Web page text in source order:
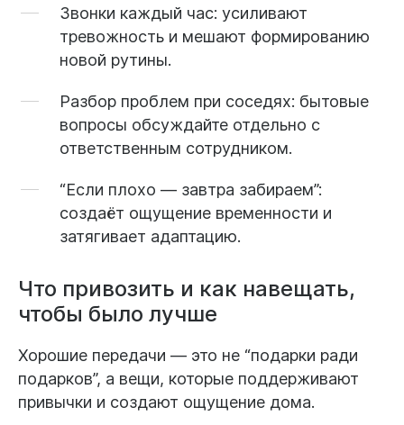
Звонки каждый час: усиливают
тревожность и мешают формированию
новой рутины.
Разбор проблем при соседях: бытовые
вопросы обсуждайте отдельно с
ответственным сотрудником.
“Если плохо — завтра забираем”:
создаёт ощущение временности и
затягивает адаптацию.
Что привозить и как навещать,
чтобы было лучше
Хорошие передачи — это не “подарки ради
подарков”, а вещи, которые поддерживают
привычки и создают ощущение дома.